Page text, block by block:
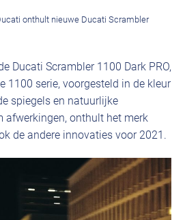
onthult nieuwe Ducati Scrambler
Ducati Scrambler 1100 Dark PRO,
1100 serie, voorgesteld in de kleur
spiegels en natuurlijke
afwerkingen, onthult het merk
de andere innovaties voor 2021.